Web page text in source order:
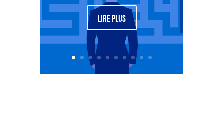
LIRE PLUS